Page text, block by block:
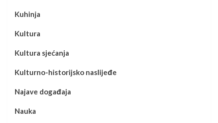
Kuhinja
Kultura
Kultura sjećanja
Kulturno-historijsko naslijeđe
Najave događaja
Nauka